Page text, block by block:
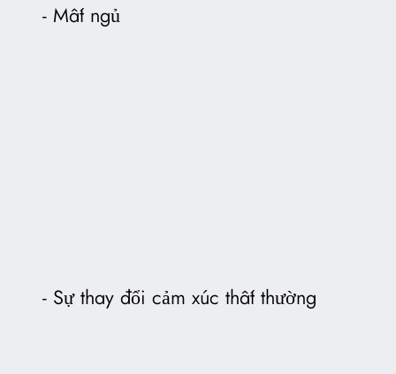
Mất ngủ
Sự thay đổi cảm xúc thất thường